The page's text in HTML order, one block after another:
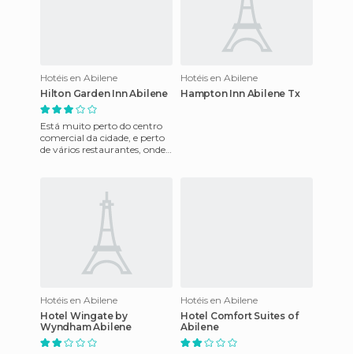
Hotéis en Abilene
Hilton Garden Inn Abilene
Está muito perto do centro
comercial da cidade, e perto
de vários restaurantes, onde
Hotéis en Abilene
Hampton Inn Abilene Tx
Hotéis en Abilene
Hotel Wingate by
Wyndham Abilene
Hotéis en Abilene
Hotel Comfort Suites of
Abilene